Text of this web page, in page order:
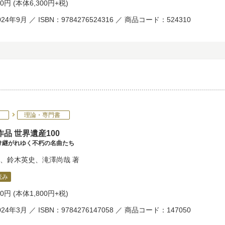
円 (本体6,300円+税)
年9月 ／ ISBN：9784276524316 ／ 商品コード：524310
理論・専門書
品 世界遺産100
継がれゆく不朽の名曲たち
鈴木英史 滝澤尚哉 著
み
円 (本体1,800円+税)
年3月 ／ ISBN：9784276147058 ／ 商品コード：147050